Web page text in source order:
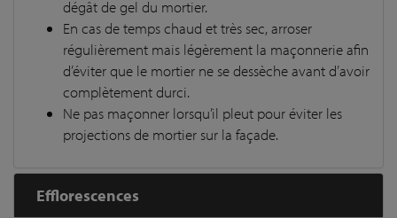
dégât de gel du mortier.
En cas de temps chaud et très sec, arroser
régulièrement mais légèrement la maçonnerie afin
d’éviter que le mortier ne se dessèche avant d’avoir
complètement durci.
Ne pas maçonner lorsqu’il pleut pour éviter les
projections de mortier sur la façade.
Efflorescences